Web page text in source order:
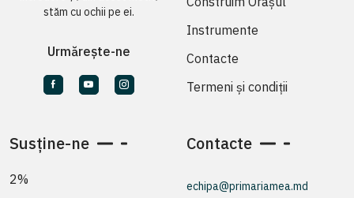
stăm cu ochii pe ei.
Urmărește-ne
Instrumente
Contacte
Termeni și condiții
Susține-ne
2%
Contacte
echipa@primariamea.md